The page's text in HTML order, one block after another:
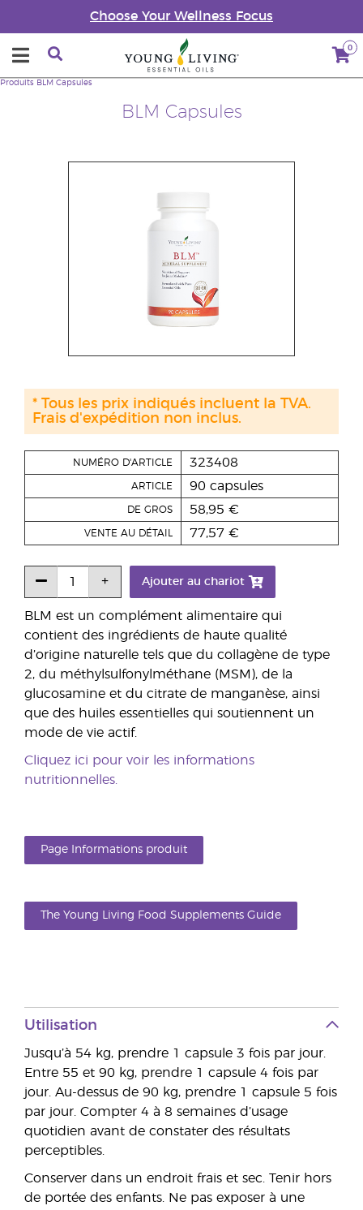
Choose Your Wellness Focus
0
BLM Capsules
Produits BLM Capsules
BLM est un complément alimentaire qui
contient des ingrédients de haute qualité
d’origine naturelle tels que du collagène de type
2, du méthylsulfonylméthane (MSM), de la
glucosamine et du citrate de manganèse, ainsi
que des huiles essentielles qui soutiennent un
mode de vie actif.
Cliquez ici pour voir les informations
nutritionnelles.
Page Informations produit
The Young Living Food Supplements Guide
NUMÉRO D'ARTICLE 323408
ARTICLE 90 capsules
DE GROS 58,95 €
VENTE AU DÉTAIL 77,57 €
Ajouter au chariot
* Tous les prix indiqués incluent la TVA.
Frais d'expédition non inclus.
Utilisation
Jusqu’à 54 kg, prendre 1 capsule 3 fois par jour.
Entre 55 et 90 kg, prendre 1 capsule 4 fois par
jour. Au-dessus de 90 kg, prendre 1 capsule 5 fois
par jour. Compter 4 à 8 semaines d’usage
quotidien avant de constater des résultats
perceptibles.
Conserver dans un endroit frais et sec. Tenir hors
de portée des enfants. Ne pas exposer à une